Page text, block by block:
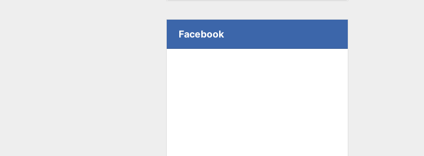
Facebook